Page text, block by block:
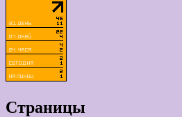
Страницы